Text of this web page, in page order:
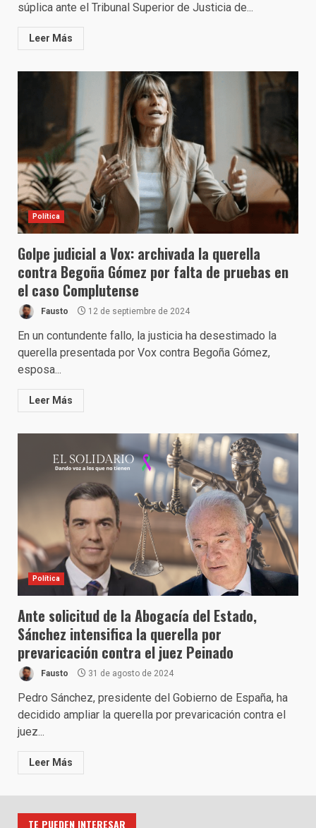
súplica ante el Tribunal Superior de Justicia de...
Leer Más
Política
Golpe judicial a Vox: archivada la querella
contra Begoña Gómez por falta de pruebas en
el caso Complutense
Fausto 12 de septiembre de 2024
En un contundente fallo, la justicia ha desestimado la
querella presentada por Vox contra Begoña Gómez,
esposa...
Leer Más
Política
Ante solicitud de la Abogacía del Estado,
Sánchez intensifica la querella por
prevaricación contra el juez Peinado
Fausto 31 de agosto de 2024
Pedro Sánchez, presidente del Gobierno de España, ha
decidido ampliar la querella por prevaricación contra el
juez...
Leer Más
TE PUEDEN INTERESAR